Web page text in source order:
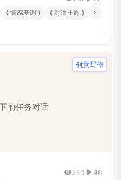
{ 情感基调 } { 对话主题 } { 故事类
的任务对话
创意写作
750 46